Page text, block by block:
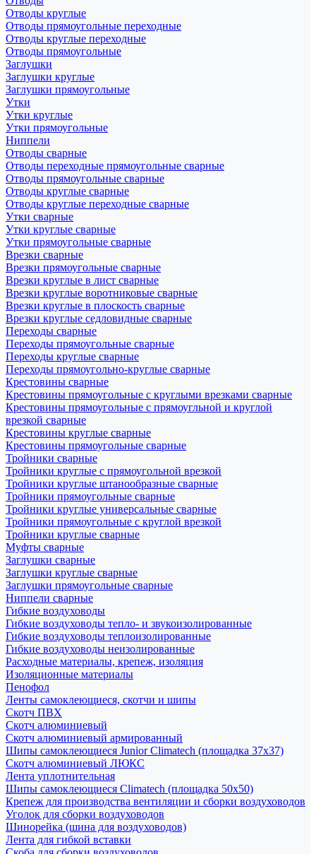
Отводы круглые
Отводы прямоугольные переходные
Отводы круглые переходные
Отводы прямоугольные
Заглушки
Заглушки круглые
Заглушки прямоугольные
Утки
Утки круглые
Утки прямоугольные
Ниппели
Отводы сварные
Отводы переходные прямоугольные сварные
Отводы прямоугольные сварные
Отводы круглые сварные
Отводы круглые переходные сварные
Утки сварные
Утки круглые сварные
Утки прямоугольные сварные
Врезки сварные
Врезки прямоугольные сварные
Врезки круглые в лист сварные
Врезки круглые воротниковые сварные
Врезки круглые в плоскость сварные
Врезки круглые седловидные сварные
Переходы сварные
Переходы прямоугольные сварные
Переходы круглые сварные
Переходы прямоугольно-круглые сварные
Крестовины сварные
Крестовины прямоугольные с круглыми врезками сварные
Крестовины прямоугольные с прямоугльной и круглой
врезкой сварные
Крестовины круглые сварные
Крестовины прямоугольные сварные
Тройники сварные
Тройники круглые с прямоугольной врезкой
Тройники круглые штанообразные сварные
Тройники прямоугольные сварные
Тройники круглые универсальные сварные
Тройники прямоугольные с круглой врезкой
Тройники круглые сварные
Муфты сварные
Заглушки сварные
Заглушки круглые сварные
Заглушки прямоугольные сварные
Ниппели сварные
Гибкие воздуховоды
Гибкие воздуховоды тепло- и звукоизолированные
Гибкие воздуховоды теплоизолированные
Гибкие воздуховоды неизолированные
Расходные материалы, крепеж, изоляция
Изоляционные материалы
Пенофол
Ленты самоклеющиеся, скотчи и шипы
Скотч ПВХ
Скотч алюминиевый
Скотч алюминиевый армированный
Шипы самоклеющиеся Junior Climatech (площадка 37х37)
Скотч алюминиевый ЛЮКС
Лента уплотнительная
Шипы самоклеющиеся Climatech (площадка 50х50)
Крепеж для производства вентиляции и сборки воздуховодов
Уголок для сборки воздуховодов
Шинорейка (шина для воздуховодов)
Лента для гибкой вставки